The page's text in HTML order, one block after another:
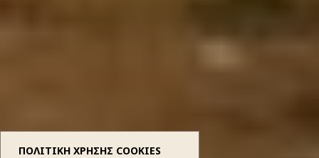
ΠΟΛΙΤΙΚΗ ΧΡΗΣΗΣ COOKIES